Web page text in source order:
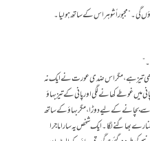
گی۔” مجبوراً شوہر اس کے ساتھ ہولیا۔
بھی تیز ہے، مگر اس ضدی عورت نے ایک نہ
میں غوطے کھانے لگی اور پانی کے تیز بہاؤ
بچانے کے لیے دوڑا، مگر بہاؤ کے ساتھ
بھاگنے لگا۔ ایک شخص یہ سارا ماجرا